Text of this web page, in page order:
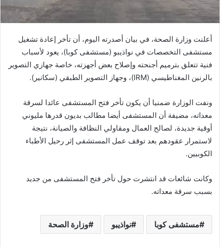
أعلنت وزارة الصحة، في بيان أصدرته اليوم، أن تأخر إعادة تشغيل
مستشفى التخصصات في نواذيبو (مستشفى كوبا)، يعود لأسباب
فنية تتعلق بترميم أجنحته وإصلاح بعض أجهزته، خاصة جهازي التصوير
بالرنين المغناطيسي (IRM)، وجهاز التصوير الطبقي (سكانير).
ونفت الوزارة ضمنيا أن يكون تأخر فتح المستشفى عائدا لسرقة
معداته، مضيفة أن المستشفى أيضا مطالب بديون قدرها مليوني
أوقية جديدة، لصالح العمال ومقاولي النظافة والصيانة، نتيجة
لاستمرار عقودهم بعد توقف عمل المستشفى إثر رحيل الأطباء
الكوبيين.
وكانت شائعات قد انتشرت حول تأخر فتح المستشفى من جديد
بسبب سرقة معداته.
مستشفى كوبا نواذيبو وزارة الصحة